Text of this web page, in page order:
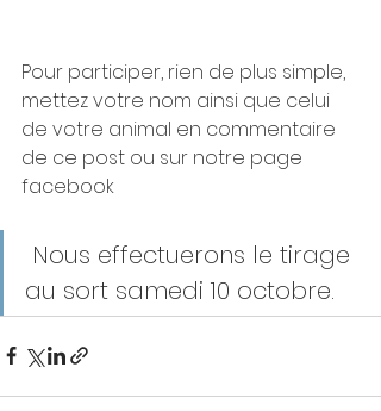
Pour participer, rien de plus simple,
mettez votre nom ainsi que celui
de votre animal en commentaire
de ce post ou sur notre page
facebook
au sort samedi 10 octobre.